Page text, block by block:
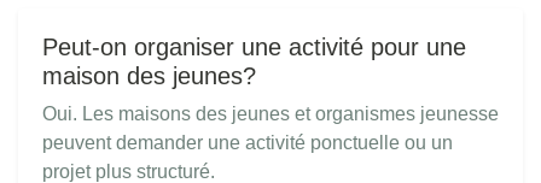
Peut-on organiser une activité pour une
maison des jeunes?
Oui. Les maisons des jeunes et organismes jeunesse
peuvent demander une activité ponctuelle ou un
projet plus structuré.